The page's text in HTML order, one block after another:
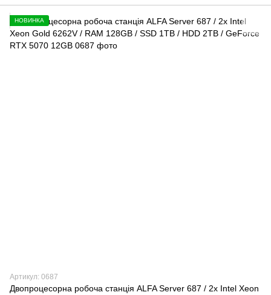
НОВИНКА
Артикул: 0687
Двопроцесорна робоча станція ALFA Server 687 / 2х Intel Xeon